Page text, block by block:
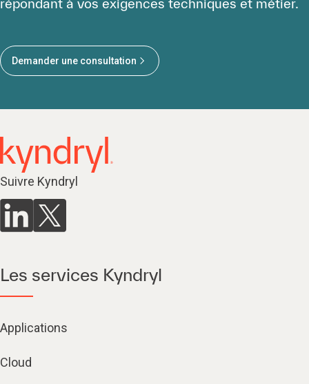
répondant à vos exigences techniques et métier.
Demander une consultation
Suivre Kyndryl
Les services Kyndryl
Applications
Cloud